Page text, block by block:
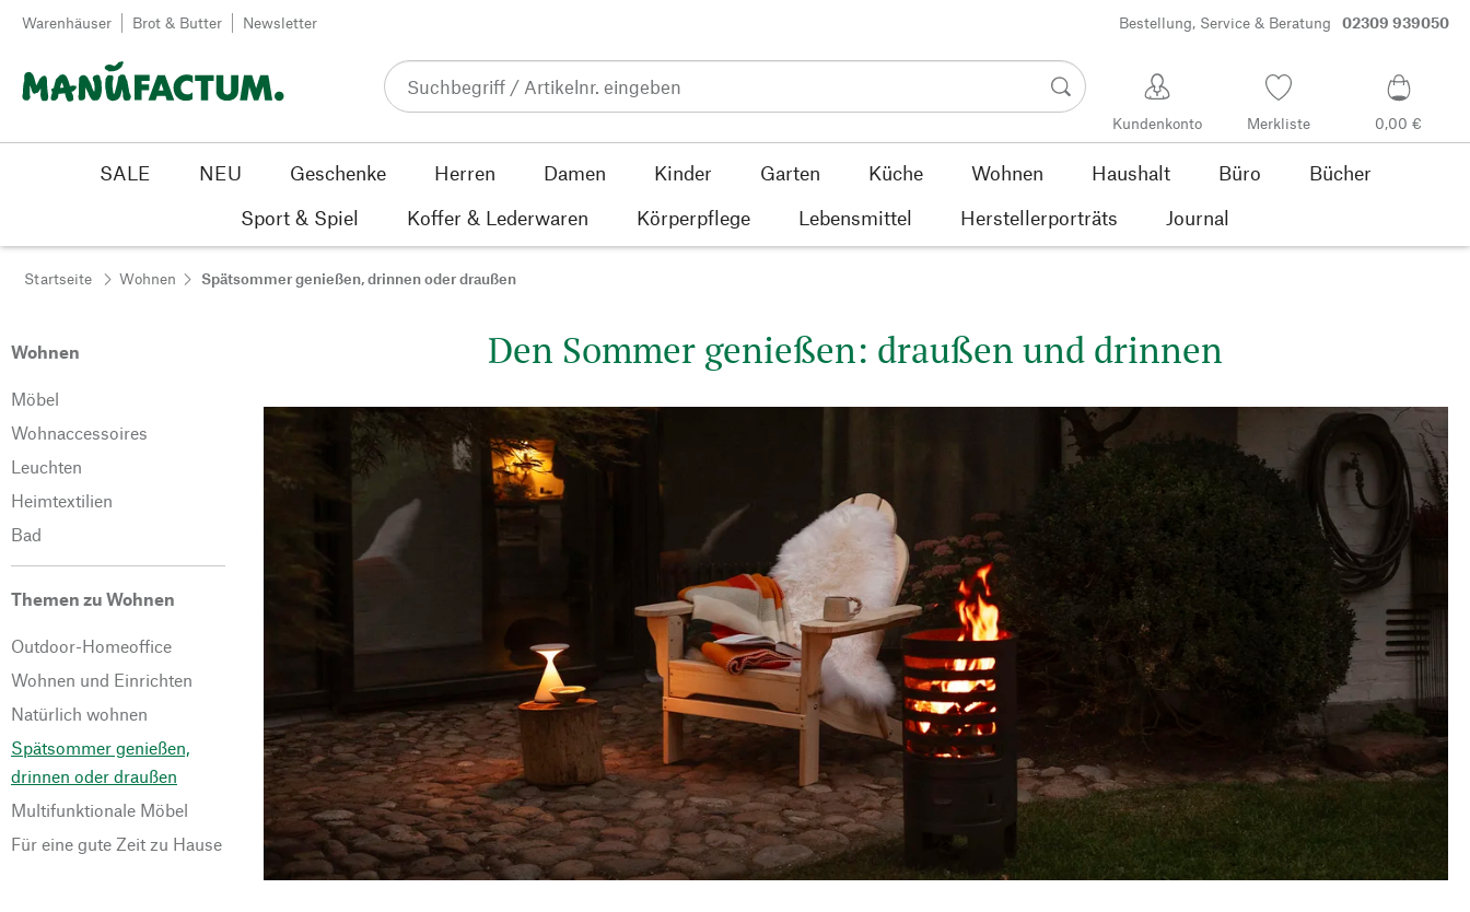
Zum Inhalt springen
Warenhäuser Brot & Butter Newsletter Bestellung, Service & Beratung 02309 939050
Kundenkonto Merkliste 0,00 €
SALE NEU Geschenke Herren Damen Kinder Garten Küche Wohnen Haushalt Büro
Bücher
Sport & Spiel
Koffer & Lederwaren Körperpflege Lebensmittel Herstellerporträts Journal
Startseite Wohnen Spätsommer genießen, drinnen oder draußen
Wohnen
Möbel
Wohnaccessoires
Leuchten
Heimtextilien
Bad
Themen zu Wohnen
Outdoor-Homeoffice
Wohnen und Einrichten
Natürlich wohnen
Spätsommer genießen,
drinnen oder draußen
Multifunktionale Möbel
Für eine gute Zeit zu Hause
Den Sommer genießen: draußen und drinnen